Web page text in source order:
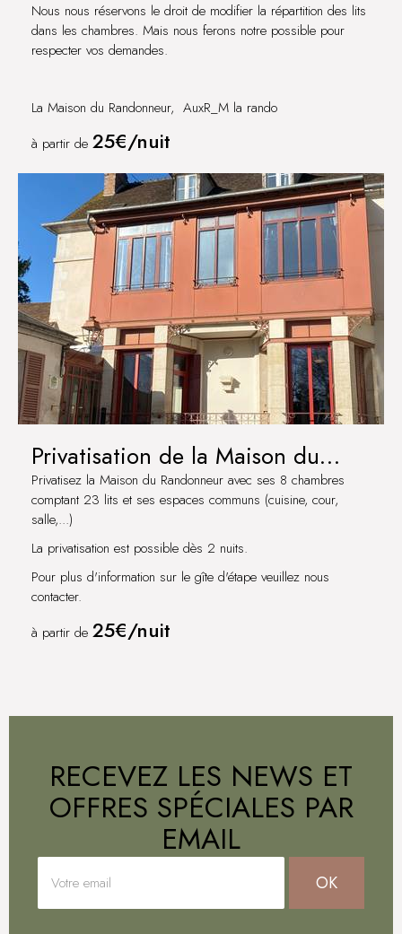
Nous nous réservons le droit de modifier la répartition des lits
dans les chambres. Mais nous ferons notre possible pour
respecter vos demandes.
La Maison du Randonneur, AuxR_M la rando
à partir de 25€/nuit
Privatisation de la Maison du
Randonneur
Privatisez la Maison du Randonneur avec ses 8 chambres
comptant 23 lits et ses espaces communs (cuisine, cour,
salle,...)
La privatisation est possible dès 2 nuits.
Pour plus d'information sur le gîte d'étape veuillez nous
contacter.
à partir de 25€/nuit
RECEVEZ LES NEWS ET
OFFRES SPÉCIALES PAR
EMAIL
OK